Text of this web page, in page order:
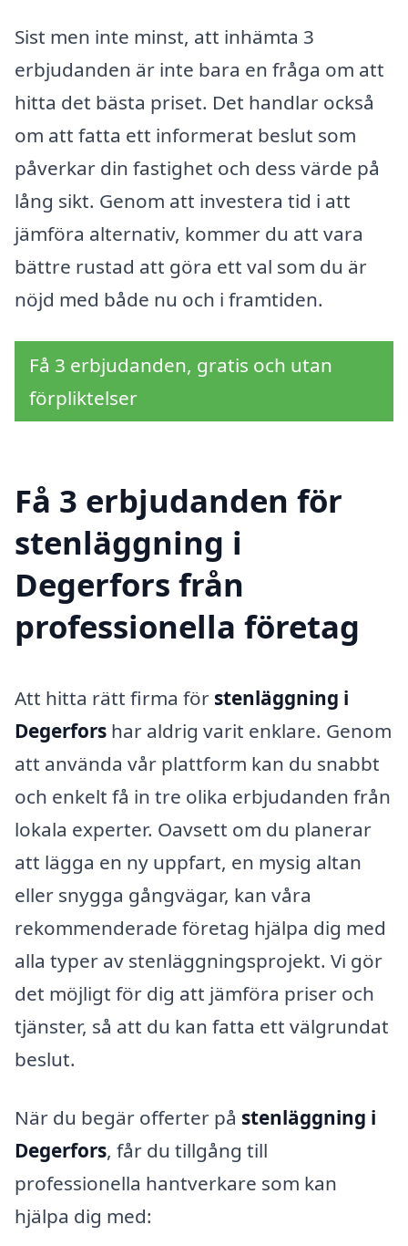
Sist men inte minst, att inhämta 3
erbjudanden är inte bara en fråga om att
hitta det bästa priset. Det handlar också
om att fatta ett informerat beslut som
påverkar din fastighet och dess värde på
lång sikt. Genom att investera tid i att
jämföra alternativ, kommer du att vara
bättre rustad att göra ett val som du är
nöjd med både nu och i framtiden.
Få 3 erbjudanden, gratis och utan
förpliktelser
Få 3 erbjudanden för
stenläggning i
Degerfors från
professionella företag
Att hitta rätt firma för stenläggning i
Degerfors har aldrig varit enklare. Genom
att använda vår plattform kan du snabbt
och enkelt få in tre olika erbjudanden från
lokala experter. Oavsett om du planerar
att lägga en ny uppfart, en mysig altan
eller snygga gångvägar, kan våra
rekommenderade företag hjälpa dig med
alla typer av stenläggningsprojekt. Vi gör
det möjligt för dig att jämföra priser och
tjänster, så att du kan fatta ett välgrundat
beslut.
När du begär offerter på stenläggning i
Degerfors, får du tillgång till
professionella hantverkare som kan
hjälpa dig med: